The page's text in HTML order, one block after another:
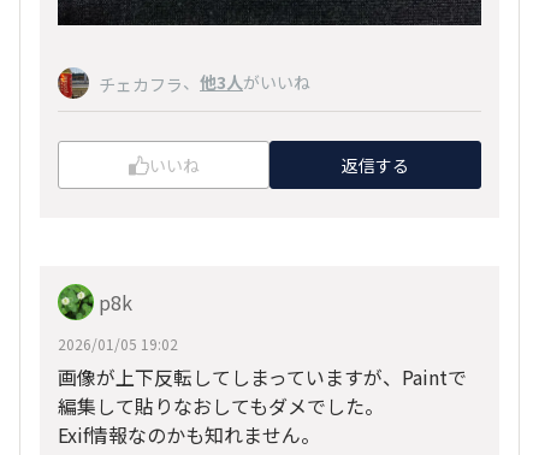
チェカフラ、 他3人がいいね
いいね 返信する
p8k
2026/01/05 19:02
画像が上下反転してしまっていますが、Paintで
編集して貼りなおしてもダメでした。
Exif情報なのかも知れません。